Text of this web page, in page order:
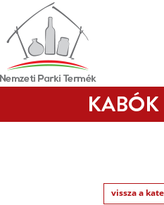
KABÓK
vissza a